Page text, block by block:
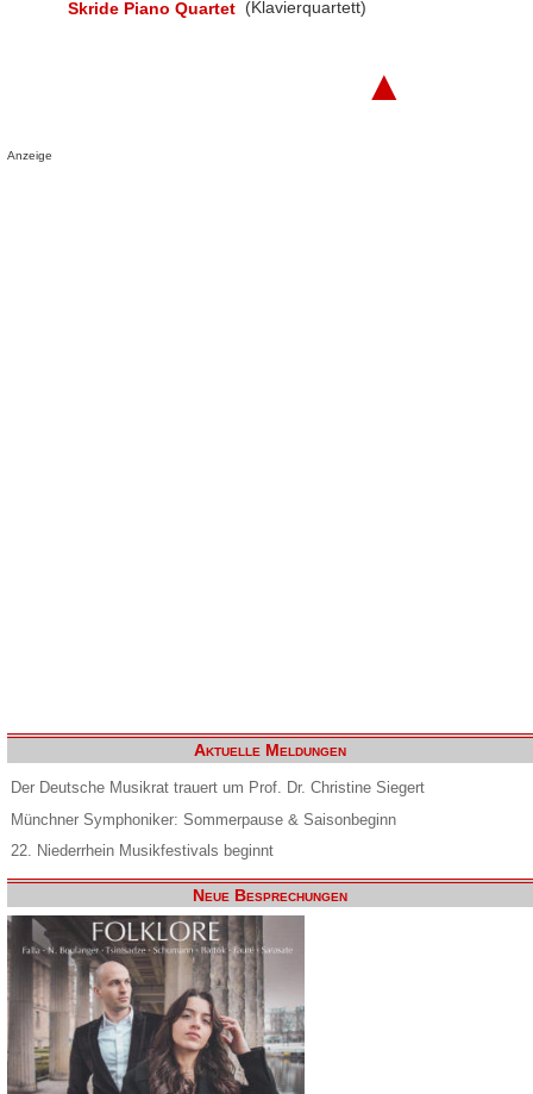
Skride Piano Quartet (Klavierquartett)
▲
Anzeige
Aktuelle Meldungen
Der Deutsche Musikrat trauert um Prof. Dr. Christine Siegert
Münchner Symphoniker: Sommerpause & Saisonbeginn
22. Niederrhein Musikfestivals beginnt
Neue Besprechungen